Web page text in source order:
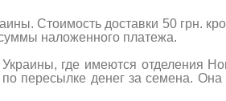
Стоимость доставки 50 грн.
наложенного платежа.
где имеются отделения
пересылке денег за семена. Она